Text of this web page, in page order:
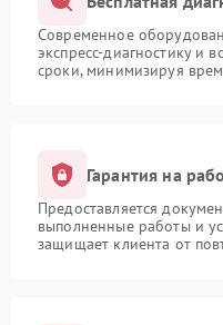
Современное
экспресс-диагностику и
сроки, минимизируя
Гарантия на
Предоставляется
выполненные работы и
защищает клиента от